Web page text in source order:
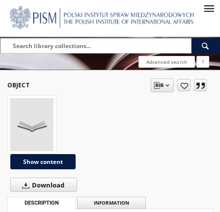
Advanced search ?
OBJECT
Show content
Download
DESCRIPTION INFORMATION